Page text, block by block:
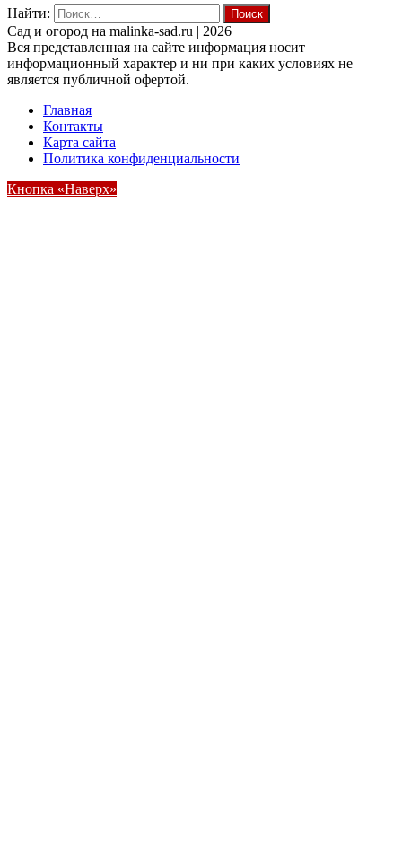
Найти:
Cад и огород на malinka-sad.ru | 2026
Вся представленная на сайте информация носит
информационный характер и ни при каких условиях не
является публичной офертой.
Главная
Контакты
Карта сайта
Политика конфиденциальности
Кнопка «Наверх»